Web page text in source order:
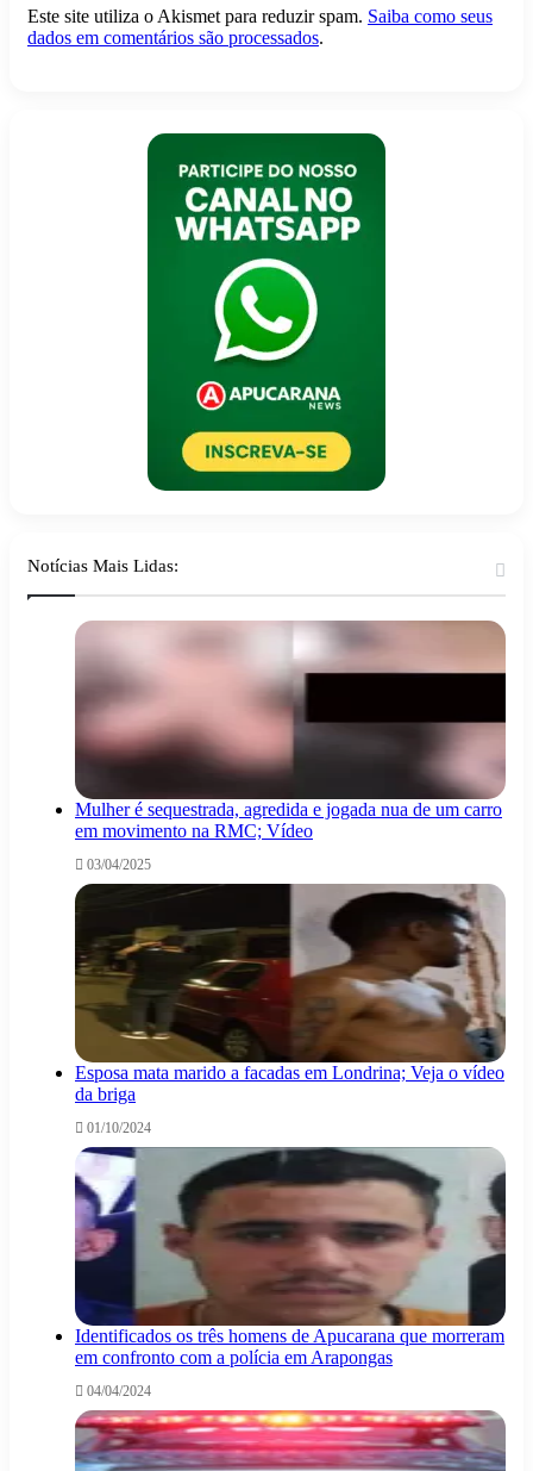
Este site utiliza o Akismet para reduzir spam. Saiba como seus
dados em comentários são processados.
Notícias Mais Lidas:
Mulher é sequestrada, agredida e jogada nua de um carro
em movimento na RMC; Vídeo
03/04/2025
Esposa mata marido a facadas em Londrina; Veja o vídeo
da briga
01/10/2024
Identificados os três homens de Apucarana que morreram
em confronto com a polícia em Arapongas
04/04/2024